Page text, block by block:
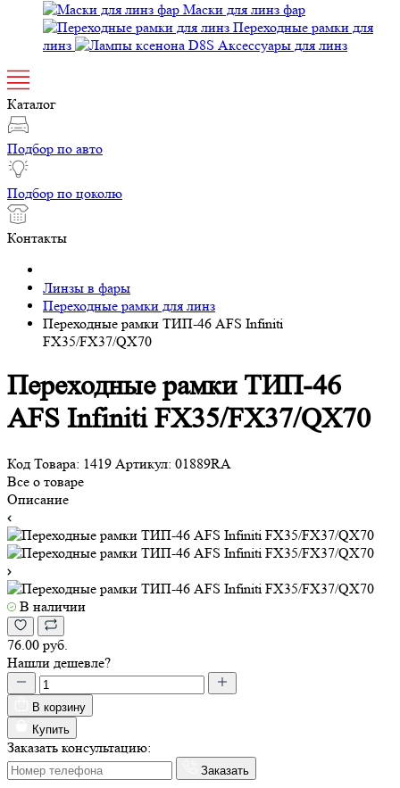
Маски для линз фар
Переходные рамки для
линз
Аксессуары для линз
Каталог
Подбор по авто
Подбор по цоколю
Контакты
Линзы в фары
Переходные рамки для линз
Переходные рамки ТИП-46 AFS Infiniti
FX35/FX37/QX70
Переходные рамки ТИП-46
AFS Infiniti FX35/FX37/QX70
Код Товара: 1419 Артикул: 01889RA
Все о товаре
Описание
В наличии
76.00 руб.
Нашли дешевле?
В корзину
Купить
Заказать консультацию:
Заказать